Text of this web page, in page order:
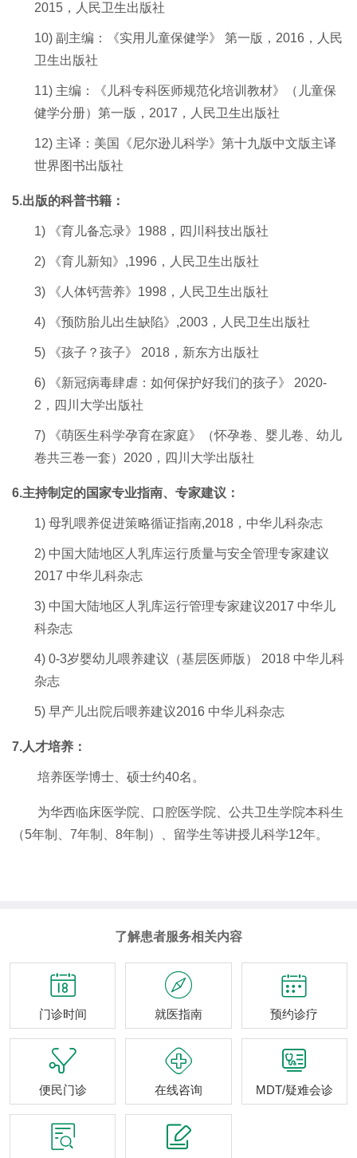
2015 ， 人民卫生出版社
10) 副主编：《实用儿童保健学》 第一版， 2016 ，人民
卫生出版社
11) 主编：
《儿科专科医师规范化培训教材》（儿童保
健学分册） 第一版，2017 ， 人民卫生出版社
12) 主译： 美国《尼尔逊儿科学》第十九版中文版主译
世界图书出版社
5.出版的科普书籍：
1) 《育儿备忘录》1988 ， 四川科技出版社
2) 《育儿新知》 ,1996 ，人民卫生出版社
3) 《人体钙营养》 1998 ，人民卫生出版社
4) 《预防胎儿出生缺陷》 ,2003 ，人民卫生出版社
5) 《孩子？孩子》 2018 ，新东方出版社
6) 《新冠病毒肆虐：如何保护好我们的孩子》 2020-
2 ，四川大学出版社
7)
《萌医生科学孕育在家庭》（怀孕卷、婴儿卷、幼儿
卷共三卷一套）2020 ，四川大学出版社
6.主持制定的国家专业指南、专家建议：
1) 母乳喂养促进策略循证指南,2018 ，中华儿科杂志
2) 中国大陆地区人乳库运行质量与安全管理专家建议
2017 中华儿科杂志
3) 中国大陆地区人乳库运行管理专家建议2017 中华儿
科杂志
4) 0-3岁婴幼儿喂养建议（基层医师版） 2018 中华儿科
杂志
5) 早产儿出院后喂养建议2016 中华儿科杂志
7.人才培养：
培养医学博士、硕士约40名。
为华西临床医学院、口腔医学院、公共卫生学院本科生
（5年制、7年制、8年制）、留学生等讲授儿科学12年。
了解患者服务相关内容

门诊时间

就医指南

预约诊疗

便民门诊

在线咨询

MDT/疑难会诊
 